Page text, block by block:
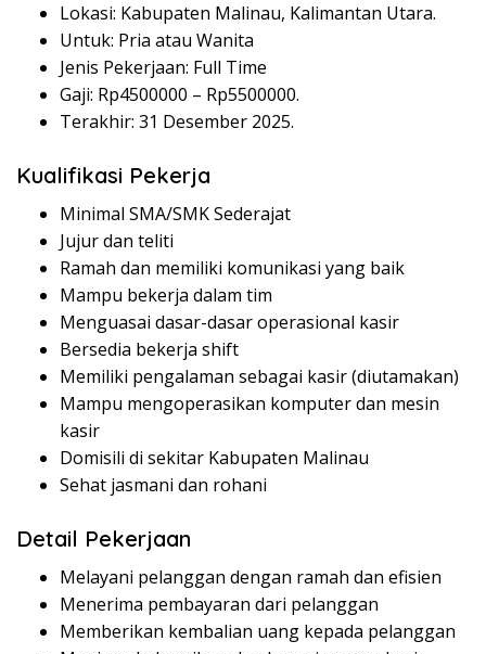
Lokasi: Kabupaten Malinau, Kalimantan Utara.
Untuk: Pria atau Wanita
Jenis Pekerjaan: Full Time
Gaji: Rp4500000 – Rp5500000.
Terakhir: 31 Desember 2025.
Kualifikasi Pekerja
Minimal SMA/SMK Sederajat
Jujur dan teliti
Ramah dan memiliki komunikasi yang baik
Mampu bekerja dalam tim
Menguasai dasar-dasar operasional kasir
Bersedia bekerja shift
Memiliki pengalaman sebagai kasir (diutamakan)
Mampu mengoperasikan komputer dan mesin
kasir
Domisili di sekitar Kabupaten Malinau
Sehat jasmani dan rohani
Detail Pekerjaan
Melayani pelanggan dengan ramah dan efisien
Menerima pembayaran dari pelanggan
Memberikan kembalian uang kepada pelanggan